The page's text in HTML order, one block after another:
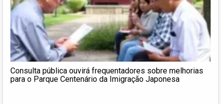
Consulta pública ouvirá frequentadores sobre melhorias
para o Parque Centenário da Imigração Japonesa